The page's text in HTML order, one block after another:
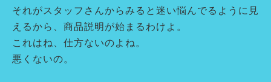
それがスタッフさんからみると迷い悩んでるように見
えるから、商品説明が始まるわけよ。
これはね、仕方ないのよね。
悪くないの。